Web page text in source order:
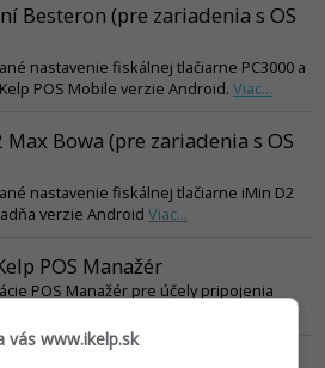
Besteron (pre zariadenia s OS
nastavenie fiskálnej tlačiarne PC3000 a
POS Mobile verzie Android. Viac...
Bowa (pre zariadenia s OS
nastavenie fiskálnej tlačiarne iMin D2
verzie Android Viac...
POS Manažér
POS Manažér pre účely pripojenia
vás www.ikelp.sk